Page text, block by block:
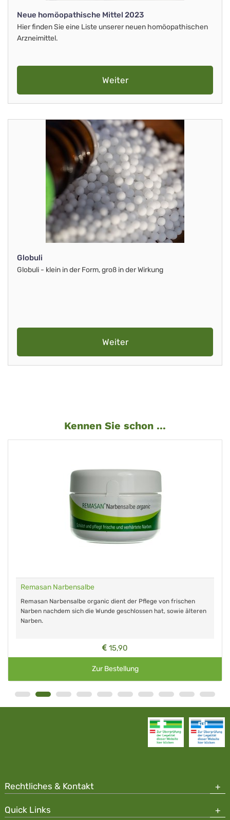
Neue homöopathische Mittel 2023
Hier finden Sie eine Liste unserer neuen homöopathischen
Arzneimittel.
Weiter
Globuli
Globuli - klein in der Form, groß in der Wirkung
Weiter
Kennen Sie schon ...
Remasan Narbensalbe
Remasan Narbensalbe organic dient der Pflege von frischen
Narben nachdem sich die Wunde geschlossen hat, sowie älteren
Narben.
15,90
Zur Bestellung
Rechtliches & Kontakt
Quick Links